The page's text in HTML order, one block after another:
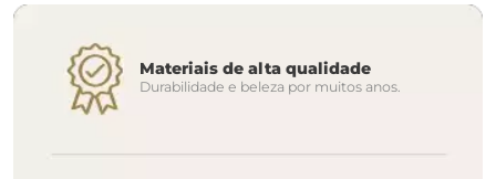
Materiais de alta qualidade
Durabilidade e beleza por muitos anos.